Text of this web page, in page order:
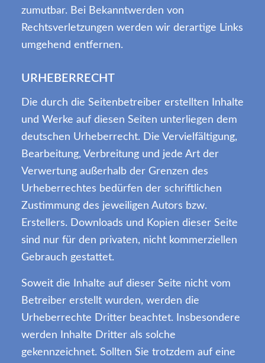
zumutbar. Bei Bekanntwerden von
Rechtsverletzungen werden wir derartige Links
umgehend entfernen.
URHEBERRECHT
Die durch die Seitenbetreiber erstellten Inhalte
und Werke auf diesen Seiten unterliegen dem
deutschen Urheberrecht. Die Vervielfältigung,
Bearbeitung, Verbreitung und jede Art der
Verwertung außerhalb der Grenzen des
Urheberrechtes bedürfen der schriftlichen
Zustimmung des jeweiligen Autors bzw.
Erstellers. Downloads und Kopien dieser Seite
sind nur für den privaten, nicht kommerziellen
Gebrauch gestattet.
Soweit die Inhalte auf dieser Seite nicht vom
Betreiber erstellt wurden, werden die
Urheberrechte Dritter beachtet. Insbesondere
werden Inhalte Dritter als solche
gekennzeichnet. Sollten Sie trotzdem auf eine